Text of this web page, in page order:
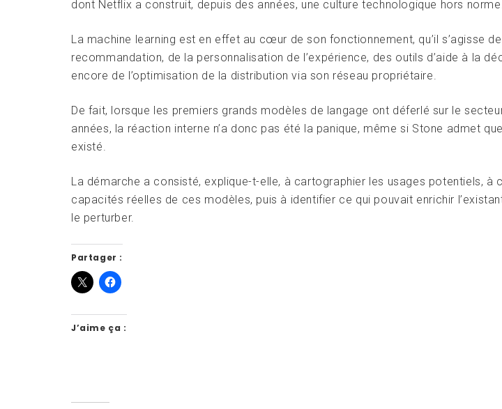
dont Netflix a construit, depuis des années, une culture technologique hors norme.
La machine learning est en effet au cœur de son fonctionnement, qu’il s’agisse
recommandation, de la personnalisation de l’expérience, des outils d’aide à la
encore de l’optimisation de la distribution via son réseau propriétaire.
De fait, lorsque les premiers grands modèles de langage ont déferlé sur le
années, la réaction interne n’a donc pas été la panique, même si Stone admet
existé.
La démarche a consisté, explique-t-elle, à cartographier les usages potentiels, à
capacités réelles de ces modèles, puis à identifier ce qui pouvait enrichir
le perturber.
Partager :
J’aime ça :